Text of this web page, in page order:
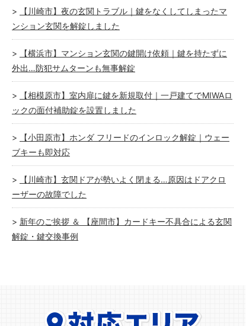
【川崎市】夜の玄関トラブル｜鍵をなくしてしまったマ
ンション玄関を解錠しました
【横浜市】マンション玄関の鍵開け依頼｜鍵を持たずに
外出…防犯サムターンも無事解錠
【相模原市】室内扉に鍵を新規取付｜一戸建てでMIWAロ
ックの面付補助錠を設置しました
【小田原市】ホンダ フリードのインロック解錠｜ウェー
ブキーも即対応
【川崎市】玄関ドアが勢いよく閉まる…原因はドアクロ
ーザーの故障でした
新年のご挨拶 ＆ 【座間市】カードキー不具合による玄関
解錠・鍵交換事例